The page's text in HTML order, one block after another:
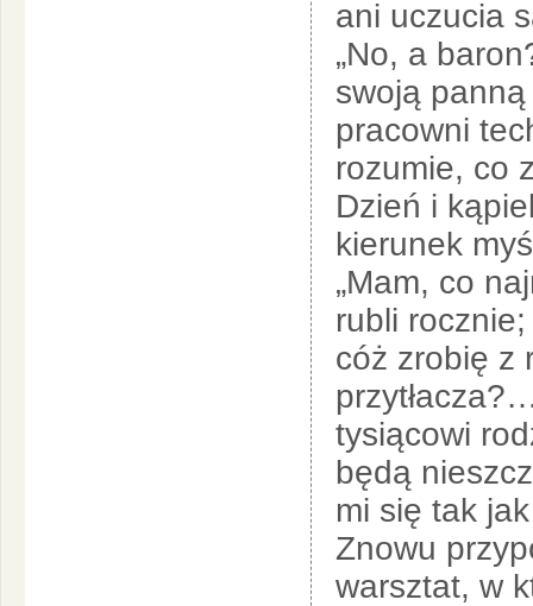
ani uczucia
„No, a
swoją
pracowni
rozumie, co
Dzień i
kierunek
„Mam, co
rubli
cóż zrobię z
tysiącowi
będą
mi się tak
Znowu
warsztat, w